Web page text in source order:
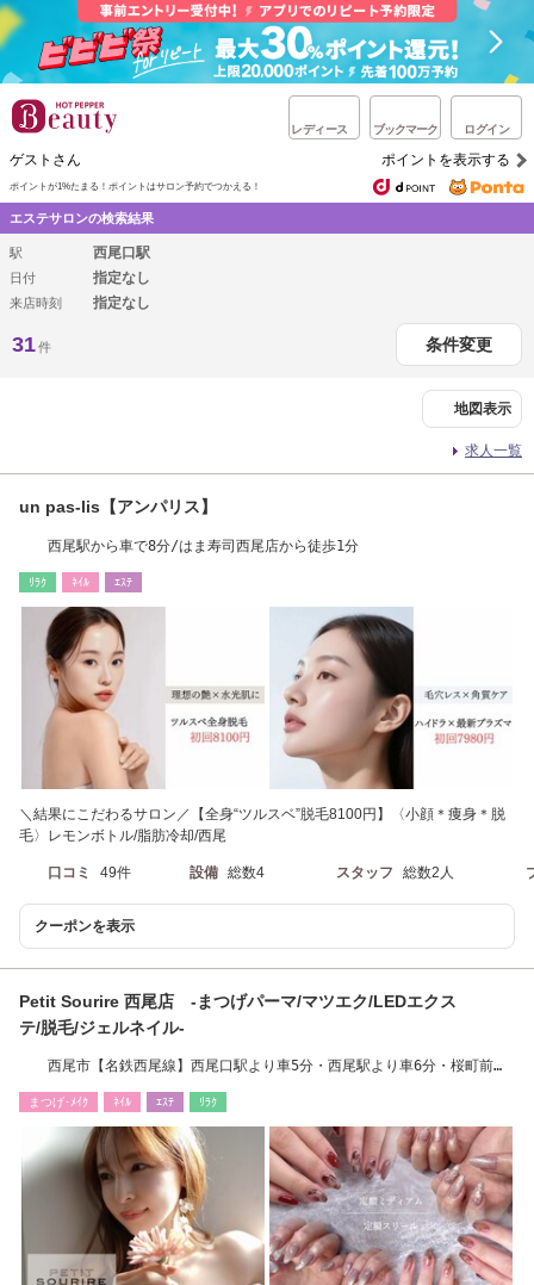
レディース ブックマーク ログイン
ゲストさん ポイントを表示する
ポイントが1%たまる！ ポイントはサロン予約でつかえる！
エステサロンの検索結果
駅 西尾口駅
日付 指定なし
来店時刻 指定なし
31件 条件変更
地図表示
求人一覧
un pas-lis【アンパリス】
西尾駅から車で8分/はま寿司西尾店から徒歩1分
ﾘﾗｸ ﾈｲﾙ ｴｽﾃ
＼結果にこだわるサロン／【全身“ツルスベ”脱毛8100円】〈小顔＊痩身＊脱
毛〉レモンボトル/脂肪冷却/西尾
口コミ 49件 設備 総数4 スタッフ 総数2人
クーポンを表示
Petit Sourire 西尾店 -まつげパーマ/マツエク/LEDエクス
テ/脱毛/ジェルネイル-
西尾市【名鉄西尾線】西尾口駅より車5分・西尾駅より車6分・桜町前駅
まつげ･ﾒｲｸ ﾈｲﾙ ｴｽﾃ ﾘﾗｸ